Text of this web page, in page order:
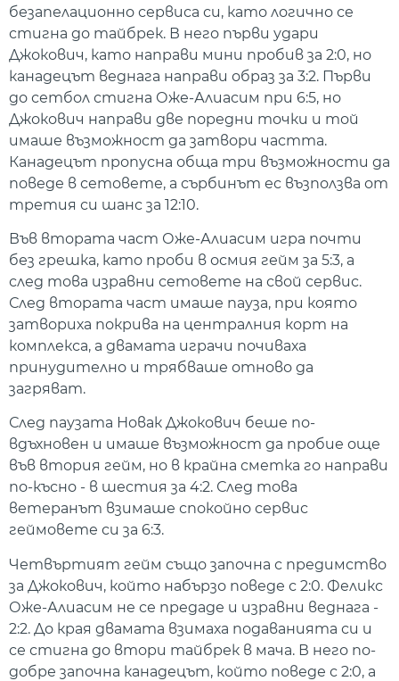
безапелационно сервиса си, като логично се
стигна до тайбрек. В него първи удари
Джокович, като направи мини пробив за 2:0, но
канадецът веднага направи образ за 3:2. Първи
до сетбол стигна Оже-Алиасим при 6:5, но
Джокович направи две поредни точки и той
имаше възможност да затвори частта.
Канадецът пропусна обща три възможности да
поведе в сетовете, а сърбинът ес възползва от
третия си шанс за 12:10.
Във втората част Оже-Алиасим игра почти
без грешка, като проби в осмия гейм за 5:3, а
след това изравни сетовете на свой сервис.
След втората част имаше пауза, при която
затвориха покрива на централния корт на
комплекса, а двамата играчи почиваха
принудително и трябваше отново да
загряват.
След паузата Новак Джокович беше по-
вдъхновен и имаше възможност да пробие още
във втория гейм, но в крайна сметка го направи
по-късно - в шестия за 4:2. След това
ветеранът взимаше спокойно сервис
геймовете си за 6:3.
Четвъртият гейм също започна с предимство
за Джокович, който набързо поведе с 2:0. Феликс
Оже-Алиасим не се предаде и изравни веднага -
2:2. До края двамата взимаха подаванията си и
се стигна до втори тайбрек в мача. В него по-
добре започна канадецът, който поведе с 2:0, а